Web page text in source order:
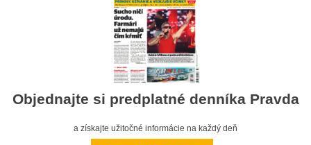
Objednajte si predplatné denníka Pravda
a získajte užitočné informácie na každý deň